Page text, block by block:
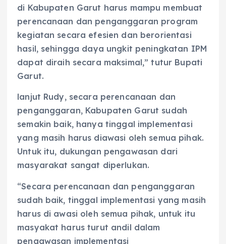
di Kabupaten Garut harus mampu membuat
perencanaan dan penganggaran program
kegiatan secara efesien dan berorientasi
hasil, sehingga daya ungkit peningkatan IPM
dapat diraih secara maksimal,” tutur Bupati
Garut.
lanjut Rudy, secara perencanaan dan
penganggaran, Kabupaten Garut sudah
semakin baik, hanya tinggal implementasi
yang masih harus diawasi oleh semua pihak.
Untuk itu, dukungan pengawasan dari
masyarakat sangat diperlukan.
“Secara perencanaan dan penganggaran
sudah baik, tinggal implementasi yang masih
harus di awasi oleh semua pihak, untuk itu
masyakat harus turut andil dalam
pengawasan implementasi